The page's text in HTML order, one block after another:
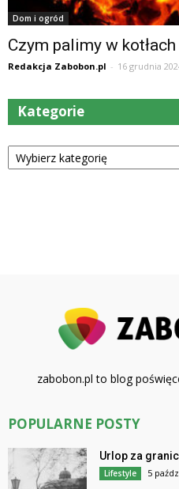
Dom i ogród
Czym palimy w
Redakcja Zabobon.pl - 16 grudnia
Kategorie
Kategorie
zabobon.pl to blog
POPULARNE POSTY
Urlop za
Lifestyle 5